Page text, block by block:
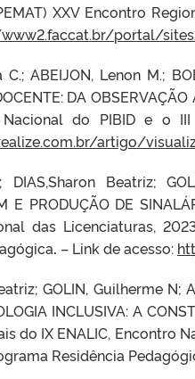
XXV Encontro
portal/
ABEIJON, Lenon M.;
DA
do PIBID e o
artigo/
DIAS,Sharon Beatriz;
E PRODUÇÃO DE
das Licenciaturas,
. – Link de acesso:
GOLIN, Guilherme N;
INCLUSIVA: A
do IX ENALIC, Encontro
Residência